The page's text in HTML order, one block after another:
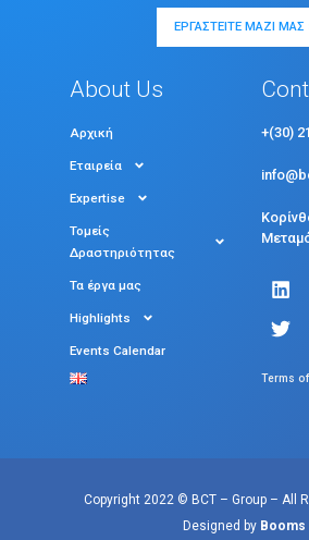
ΕΡΓΑΣΤΕΊΤΕ ΜΑΖΊ ΜΑΣ
About Us
Αρχική
Εταιρεία
Expertise
Τομείς
Δραστηριότητας
Τα έργα μας
Highlights
Events Calendar
+(30)
Terms
Copyright 2022 © BCT – Group – All
Designed by Booms